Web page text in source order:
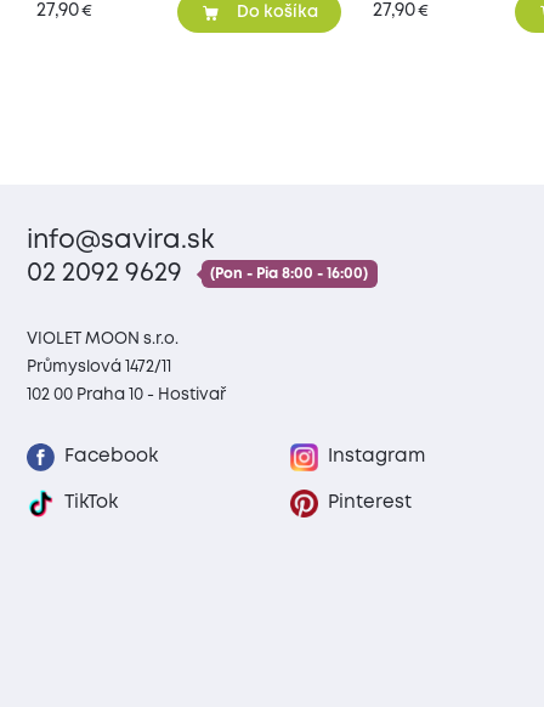
27,90€ Do košíka 27,90€
info@savira.sk
02 2092 9629
(Pon - Pia 8:00 - 16:00)
VIOLET MOON s.r.o.
Průmyslová 1472/11
102 00 Praha 10 - Hostivař
Facebook Instagram
TikTok Pinterest